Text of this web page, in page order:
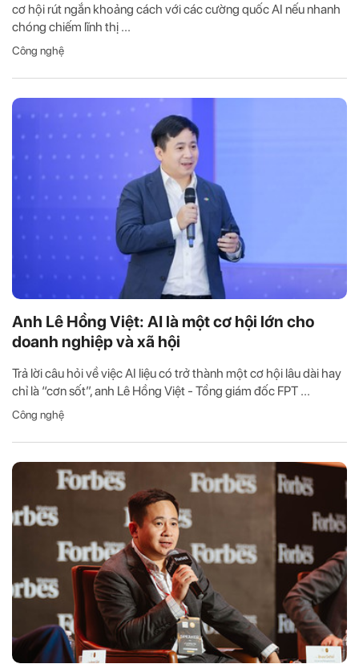
cơ hội rút ngắn khoảng cách với các cường quốc AI nếu nhanh
chóng chiếm lĩnh thị ...
Công nghệ
Anh Lê Hồng Việt: AI là một cơ hội lớn cho
doanh nghiệp và xã hội
Trả lời câu hỏi về việc AI liệu có trở thành một cơ hội lâu dài hay
chỉ là “cơn sốt”, anh Lê Hồng Việt - Tổng giám đốc FPT ...
Công nghệ